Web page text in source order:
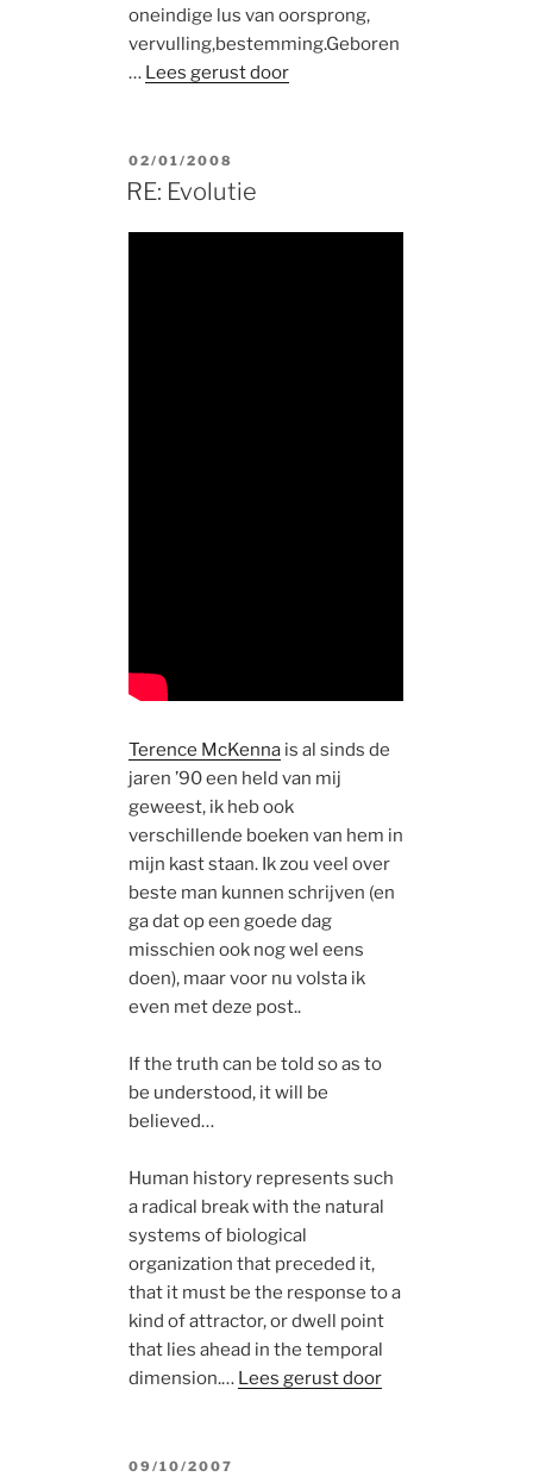
oneindige lus van oorsprong,
vervulling,bestemming.Geboren
… Lees gerust door
POSTED
ON
02/01/2008
RE: Evolutie
Terence McKenna is al sinds de
jaren ’90 een held van mij
geweest, ik heb ook
verschillende boeken van hem in
mijn kast staan. Ik zou veel over
beste man kunnen schrijven (en
ga dat op een goede dag
misschien ook nog wel eens
doen), maar voor nu volsta ik
even met deze post..
If the truth can be told so as to
be understood, it will be
believed…
Human history represents such
a radical break with the natural
systems of biological
organization that preceded it,
that it must be the response to a
kind of attractor, or dwell point
that lies ahead in the temporal
dimension.… Lees gerust door
POSTED
09/10/2007